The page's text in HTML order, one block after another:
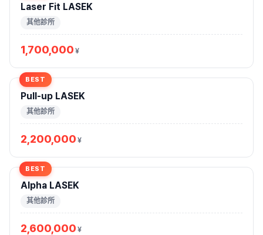
Laser Fit LASEK
其他診所
1,700,000 ¥
BEST
Pull-up LASEK
其他診所
2,200,000 ¥
BEST
Alpha LASEK
其他診所
2,600,000 ¥